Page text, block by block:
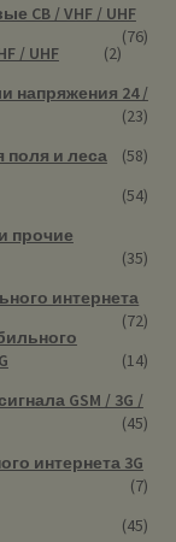
CB / VHF / UHF
(76)
/ UHF
(2)
напряжения 24 /
(23)
поля и леса
(58)
(54)
прочие
(35)
интернета
(72)
(14)
GSM / 3G /
(45)
интернета 3G
(7)
(45)